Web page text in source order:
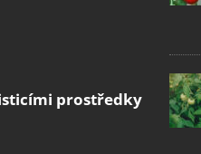
prostředky